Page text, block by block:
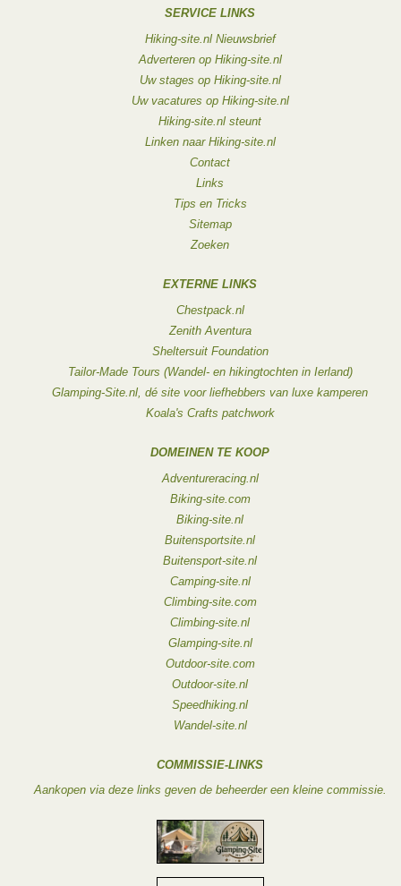
SERVICE LINKS
Hiking-site.nl Nieuwsbrief
Adverteren op Hiking-site.nl
Uw stages op Hiking-site.nl
Uw vacatures op Hiking-site.nl
Hiking-site.nl steunt
Linken naar Hiking-site.nl
Contact
Links
Tips en Tricks
Sitemap
Zoeken
EXTERNE LINKS
Chestpack.nl
Zenith Aventura
Sheltersuit Foundation
Tailor-Made Tours (Wandel- en hikingtochten in Ierland)
Glamping-Site.nl, dé site voor liefhebbers van luxe kamperen
Koala's Crafts patchwork
DOMEINEN TE KOOP
Adventureracing.nl
Biking-site.com
Biking-site.nl
Buitensportsite.nl
Buitensport-site.nl
Camping-site.nl
Climbing-site.com
Climbing-site.nl
Glamping-site.nl
Outdoor-site.com
Outdoor-site.nl
Speedhiking.nl
Wandel-site.nl
COMMISSIE-LINKS
Aankopen via deze links geven de beheerder een kleine commissie.